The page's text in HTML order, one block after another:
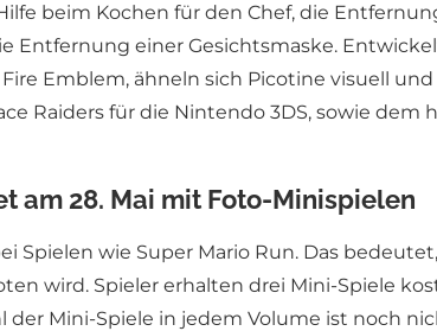
beim Kochen für den Chef, die
Entfernung einer Gesichtsmaske.
Emblem, ähneln sich Picotine visuell
Raiders für die Nintendo 3DS, sowie dem
am 28. Mai mit Foto-Minispielen
wie Super Mario Run. Das
wird. Spieler erhalten drei Mini-Spiele
der Mini-Spiele in jedem Volume ist noch